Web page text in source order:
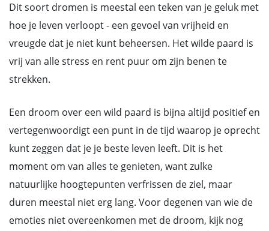
Dit soort dromen is meestal een teken van je geluk met
hoe je leven verloopt - een gevoel van vrijheid en
vreugde dat je niet kunt beheersen. Het wilde paard is
vrij van alle stress en rent puur om zijn benen te
strekken.
Een droom over een wild paard is bijna altijd positief en
vertegenwoordigt een punt in de tijd waarop je oprecht
kunt zeggen dat je je beste leven leeft. Dit is het
moment om van alles te genieten, want zulke
natuurlijke hoogtepunten verfrissen de ziel, maar
duren meestal niet erg lang. Voor degenen van wie de
emoties niet overeenkomen met de droom, kijk nog